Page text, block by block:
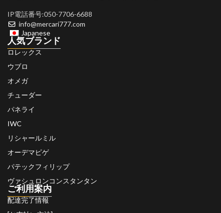
IP電話番号:050-7706-6688
info@mercari777.com
Japanese
人気ブランド
ロレックス
ウブロ
オメガ
チューダー
パネライ
IWC
リシャールミル
オーデマピゲ
パテックフィリップ
ヴァシュロンコンスタンタン
ご利用案内
配達完了情報